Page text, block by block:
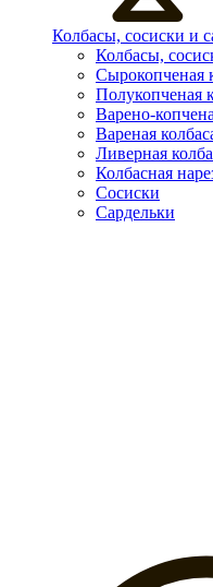
Колбасы, сосиски и
Колбасы,
Сырокопченая
Полукопченая
Варено-
Вареная
Ливерная
Колбасная
Сосиски
Сардельки